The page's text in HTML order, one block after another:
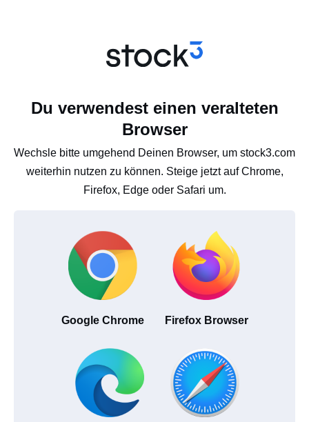
Du verwendest einen veralteten
Browser
Wechsle bitte umgehend Deinen Browser, um stock3.com
weiterhin nutzen zu können. Steige jetzt auf Chrome,
Firefox, Edge oder Safari um.
Google Chrome Firefox Browser